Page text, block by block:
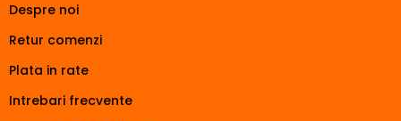
Despre noi
Retur comenzi
Plata in rate
Intrebari frecvente